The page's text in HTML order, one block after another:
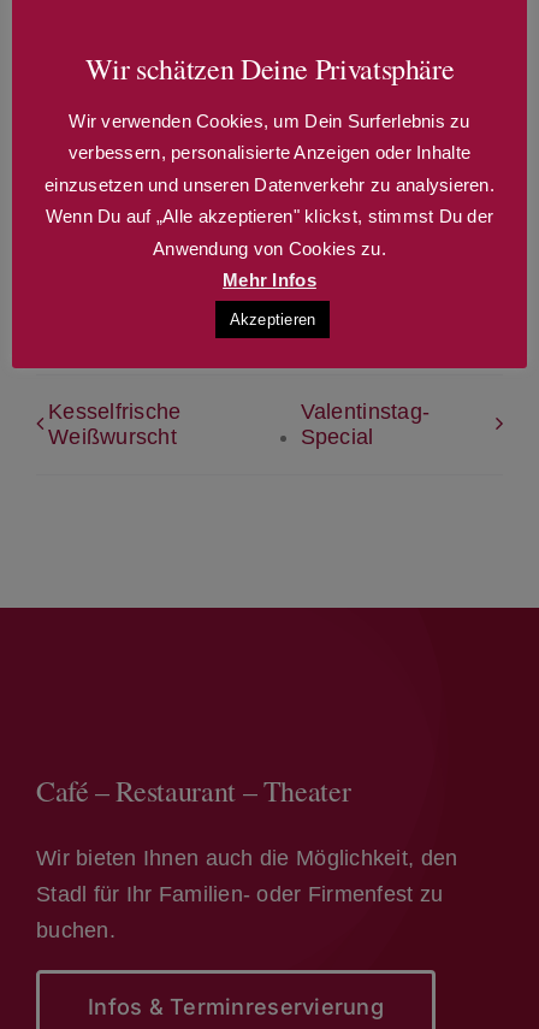
Erzähl anderen davon!
WhatsApp
Telegram
Email
Kesselfrische
Weißwurscht
Valentinstag-
Special
Café – Restaurant – Theater
Wir bieten Ihnen auch die Möglichkeit, den
Stadl für Ihr Familien- oder Firmenfest zu
buchen.
Infos & Terminreservierung
Wir schätzen Deine Privatsphäre
Wir verwenden Cookies, um Dein Surferlebnis zu
verbessern, personalisierte Anzeigen oder Inhalte
einzusetzen und unseren Datenverkehr zu analysieren.
Wenn Du auf „Alle akzeptieren" klickst, stimmst Du der
Anwendung von Cookies zu.
Mehr Infos
Akzeptieren